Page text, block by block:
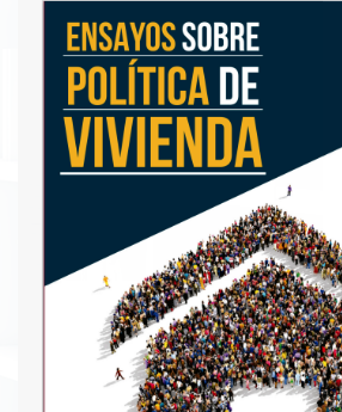
labores productivas ha cambiado
significativamente la forma en
comunicamos, nos
interactuamos.